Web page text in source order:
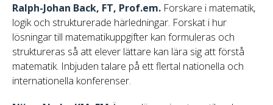
Ralph-Johan Back, FT, Prof.em. Forskare i matematik,
logik och strukturerade härledningar. Forskat i hur
lösningar till matematikuppgifter kan formuleras och
struktureras så att elever lättare kan lära sig att förstå
matematik. Inbjuden talare på ett flertal nationella och
internationella konferenser.